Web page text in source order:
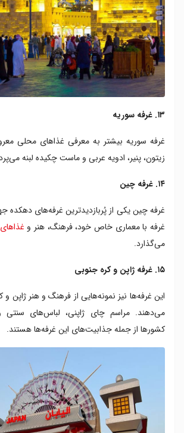
۱۳. غرفه سوریه
غرفه سوریه بیشتر به معرفی غذاهای محلی
زیتون، پنیر، ادویه عربی و ماست چکیده لبنه
۱۴. غرفه چین
غرفه چین یکی از پُربازدیدترین غرفه‌های دهکده
غرفه با معماری خاص خود، فرهنگ، هنر و
می‌گذارد.
۱۵. غرفه ژاپن و کره جنوبی
این غرفه‌ها نیز نمونه‌هایی از فرهنگ و هنر ژاپن
می‌دهند. مراسم چای ژاپنی، لباس‌های سنتی
کشورها از جمله جذابیت‌های این غرفه‌ها هستند.